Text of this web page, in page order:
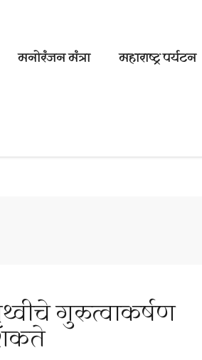
मनोरंजन मंत्रा महाराष्ट्र पर्यटन
गुरुत्वाकर्षण